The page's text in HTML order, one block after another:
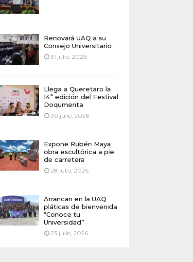
Renovará UAQ a su
Consejo Universitario
31 julio, 2026
Llega a Queretaro la
14ª edición del Festival
Doqumenta
30 julio, 2026
Expone Rubén Maya
obra escultórica a pie
de carretera
28 julio, 2026
Arrancan en la UAQ
pláticas de bienvenida
“Conoce tu
Universidad”
23 julio, 2026